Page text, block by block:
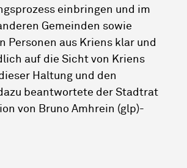
einbringen und im
Gemeinden sowie
Personen aus Kriens klar und
auf die Sicht von Kriens
Haltung und den
beantwortete der Stadtrat
von Bruno Amhrein (glp)-